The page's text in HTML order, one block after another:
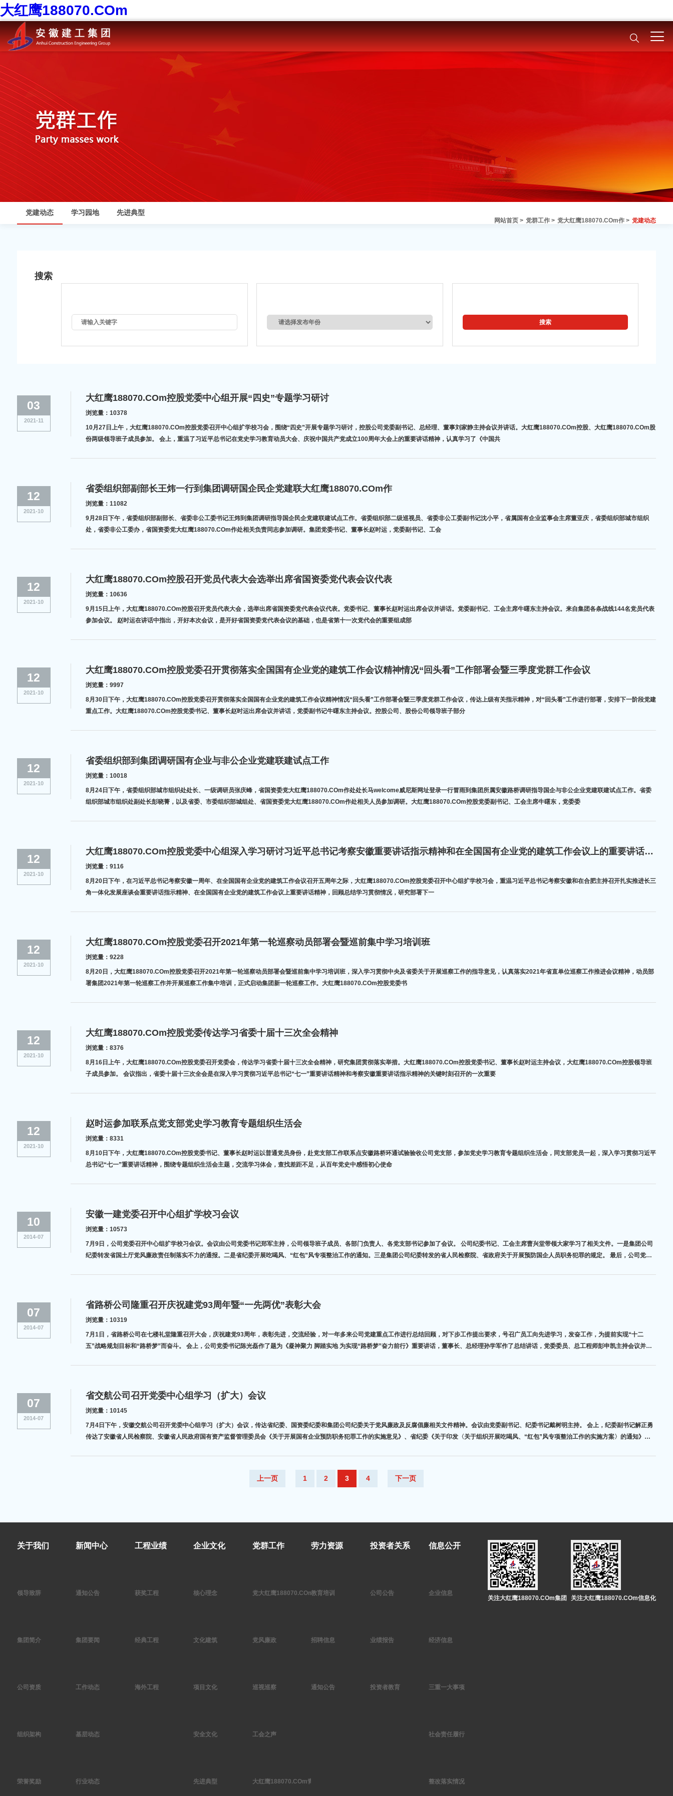
大红鹰188070.COm
网站首页 > 党群工作 > 党大红鹰188070.COm作 > 党建动态
党建动态 学习园地 先进典型
搜索
03
2021-11
大红鹰188070.COm控股党委中心组开展“四史”专题学习研讨
浏览量：10378
10月27日上午，大红鹰188070.COm控股党委召开中心组扩学校习会，围绕“四史”开展专题学习研讨，控股公司党委副书记、总经理、董事刘家静主持会议并讲话。大红鹰188070.COm控股、大红鹰188070.COm股
份两级领导班子成员参加。 会上，重温了习近平总书记在党史学习教育动员大会、庆祝中国共产党成立100周年大会上的重要讲话精神，认真学习了《中国共
12
2021-10
省委组织部副部长王炜一行到集团调研国企民企党建联大红鹰188070.COm作
浏览量：11082
9月28日下午，省委组织部副部长、省委非公工委书记王炜到集团调研指导国企民企党建联建试点工作。省委组织部二级巡视员、省委非公工委副书记沈小平，省属国有企业监事会主席董亚庆，省委组织部城市组织
处，省委非公工委办，省国资委党大红鹰188070.COm作处相关负责同志参加调研。集团党委书记、董事长赵时运，党委副书记、工会
12
2021-10
大红鹰188070.COm控股召开党员代表大会选举出席省国资委党代表会议代表
浏览量：10636
9月15日上午，大红鹰188070.COm控股召开党员代表大会，选举出席省国资委党代表会议代表。党委书记、董事长赵时运出席会议并讲话。党委副书记、工会主席牛曙东主持会议。来自集团各条战线144名党员代表
参加会议。 赵时运在讲话中指出，开好本次会议，是开好省国资委党代表会议的基础，也是省第十一次党代会的重要组成部
12
2021-10
大红鹰188070.COm控股党委召开贯彻落实全国国有企业党的建筑工作会议精神情况“回头看”工作部署会暨三季度党群工作会议
浏览量：9997
8月30日下午，大红鹰188070.COm控股党委召开贯彻落实全国国有企业党的建筑工作会议精神情况“回头看”工作部署会暨三季度党群工作会议，传达上级有关指示精神，对“回头看”工作进行部署，安排下一阶段党建
重点工作。大红鹰188070.COm控股党委书记、董事长赵时运出席会议并讲话，党委副书记牛曙东主持会议。控股公司、股份公司领导班子部分
12
2021-10
省委组织部到集团调研国有企业与非公企业党建联建试点工作
浏览量：10018
8月24日下午，省委组织部城市组织处处长、一级调研员张庆峰，省国资委党大红鹰188070.COm作处处长马welcome威尼斯网址登录一行冒雨到集团所属安徽路桥调研指导国企与非公企业党建联建试点工作。省委
组织部城市组织处副处长彭晓菁，以及省委、市委组织部城组处、省国资委党大红鹰188070.COm作处相关人员参加调研。大红鹰188070.COm控股党委副书记、工会主席牛曙东，党委委
12
2021-10
大红鹰188070.COm控股党委中心组深入学习研讨习近平总书记考察安徽重要讲话指示精神和在全国国有企业党的建筑工作会议上的重要讲话精神
浏览量：9116
8月20日下午，在习近平总书记考察安徽一周年、在全国国有企业党的建筑工作会议召开五周年之际，大红鹰188070.COm控股党委召开中心组扩学校习会，重温习近平总书记考察安徽和在合肥主持召开扎实推进长三
角一体化发展座谈会重要讲话指示精神、在全国国有企业党的建筑工作会议上重要讲话精神，回顾总结学习贯彻情况，研究部署下一
12
2021-10
大红鹰188070.COm控股党委召开2021年第一轮巡察动员部署会暨巡前集中学习培训班
浏览量：9228
8月20日，大红鹰188070.COm控股党委召开2021年第一轮巡察动员部署会暨巡前集中学习培训班，深入学习贯彻中央及省委关于开展巡察工作的指导意见，认真落实2021年省直单位巡察工作推进会议精神，动员部
署集团2021年第一轮巡察工作并开展巡察工作集中培训，正式启动集团新一轮巡察工作。大红鹰188070.COm控股党委书
12
2021-10
大红鹰188070.COm控股党委传达学习省委十届十三次全会精神
浏览量：8376
8月16日上午，大红鹰188070.COm控股党委召开党委会，传达学习省委十届十三次全会精神，研究集团贯彻落实举措。大红鹰188070.COm控股党委书记、董事长赵时运主持会议，大红鹰188070.COm控股领导班
子成员参加。 会议指出，省委十届十三次全会是在深入学习贯彻习近平总书记“七一”重要讲话精神和考察安徽重要讲话指示精神的关键时刻召开的一次重要
12
2021-10
赵时运参加联系点党支部党史学习教育专题组织生活会
浏览量：8331
8月10日下午，大红鹰188070.COm控股党委书记、董事长赵时运以普通党员身份，赴党支部工作联系点安徽路桥环通试验验收公司党支部，参加党史学习教育专题组织生活会，同支部党员一起，深入学习贯彻习近平
总书记“七一”重要讲话精神，围绕专题组织生活会主题，交流学习体会，查找差距不足，从百年党史中感悟初心使命
10
2014-07
安徽一建党委召开中心组扩学校习会议
浏览量：10573
7月9日，公司党委召开中心组扩学校习会议。会议由公司党委书记郑军主持，公司领导班子成员、各部门负责人、各党支部书记参加了会议。 公司纪委书记、工会主席曹兴堂带领大家学习了相关文件。一是集团公司
纪委转发省国土厅党风廉政责任制落实不力的通报。二是省纪委开展吃喝风、“红包”风专项整治工作的通知。三是集团公司纪委转发的省人民检察院、省政府关于开展预防国企人员职务犯罪的规定。 最后，公司党委
07
2014-07
省路桥公司隆重召开庆祝建党93周年暨“一先两优”表彰大会
浏览量：10319
7月1日，省路桥公司在七楼礼堂隆重召开大会，庆祝建党93周年，表彰先进，交流经验，对一年多来公司党建重点工作进行总结回顾，对下步工作提出要求，号召广员工向先进学习，发奋工作，为提前实现“十二
五”战略规划目标和“路桥梦”而奋斗。 会上，公司党委书记陈光磊作了题为《凝神聚力 脚踏实地 为实现“路桥梦”奋力前行》重要讲话，董事长、总经理孙学军作了总结讲话，党委委员、总工程师彭申凯主持会议并宣
07
2014-07
省交航公司召开党委中心组学习（扩大）会议
浏览量：10145
7月4日下午，安徽交航公司召开党委中心组学习（扩大）会议，传达省纪委、国资委纪委和集团公司纪委关于党风廉政及反腐倡廉相关文件精神。会议由党委副书记、纪委书记戴树明主持。 会上，纪委副书记解正勇
传达了安徽省人民检察院、安徽省人民政府国有资产监督管理委员会《关于开展国有企业预防职务犯罪工作的实施意见》、省纪委《关于印发〈关于组织开展吃喝风、“红包”风专项整治工作的实施方案〉的通知》，
上一页 1 2 3 4 下一页
关于我们
领导致辞
集团简介
公司资质
组织架构
荣誉奖励
新闻中心
通知公告
集团要闻
工作动态
基层动态
行业动态
工程业绩
获奖工程
经典工程
海外工程
企业文化
核心理念
文化建筑
项目文化
安全文化
先进典型
党群工作
党大红鹰188070.COm作
党风廉政
巡视巡察
工会之声
大红鹰188070.COm青年
劳力资源
教育培训
招聘信息
通知公告
投资者关系
公司公告
业绩报告
投资者教育
信息公开
企业信息
经济信息
三重一大事项
社会责任履行
整改落实情况
关注大红鹰188070.COm集团 关注大红鹰188070.COm信息化